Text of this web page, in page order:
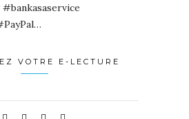
VOTRE E-LECTURE